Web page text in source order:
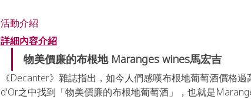
活動介紹
詳細內容介紹
物美價廉的布根地 Maranges wines馬宏吉
《Decanter》雜誌指出，如今人們感嘆布根地葡萄酒價格
d'Or之中找到「物美價廉的布根地葡萄酒」，也就是